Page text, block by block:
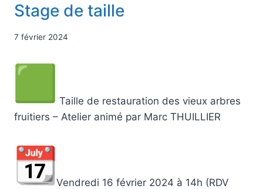
Stage de taille
7 février 2024
Taille de restauration des vieux arbres
fruitiers – Atelier animé par Marc THUILLIER
Vendredi 16 février 2024 à 14h (RDV